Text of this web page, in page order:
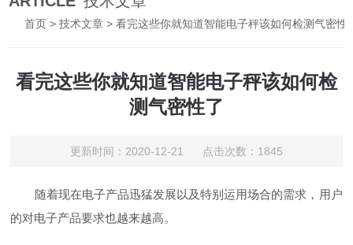
首页 >技术文章 > 看完这些你就知道智能电子秤该如何检测气密性
看完这些你就知道智能电子秤该如何检
测气密性了
更新时间：2020-12-21 点击次数：1845
随着现在电子产品迅猛发展以及特别运用场合的需求，用户
的对电子产品要求也越来越高。